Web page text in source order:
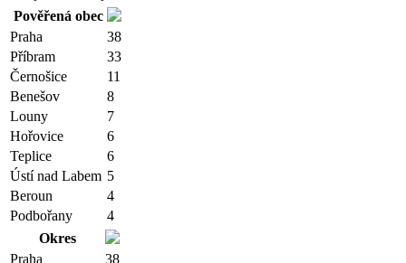
Pověřená obec
Praha
38
Příbram
33
Černošice
11
Benešov
8
Louny
7
Hořovice
6
Teplice
6
Ústí nad Labem 5
Beroun
4
Podbořany
4
Okres
Praha
38